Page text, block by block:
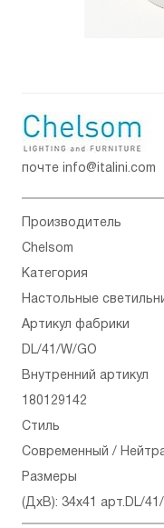
почте
info@italini.com
Производитель
Chelsom
Категория
Настольные
Артикул фабрики
DL/41/W/GO
Внутренний артикул
180129142
Стиль
Современный /
Размеры
(ДхВ): 34x41 арт.DL/